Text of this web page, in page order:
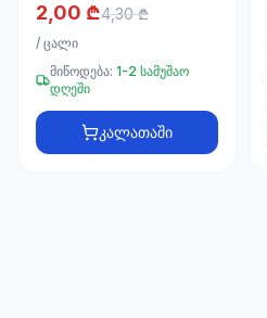
2,00 ₾4,30 ₾
/ ცალი
მიწოდება: 1-2 სამუშაო
დღეში
კალათაში